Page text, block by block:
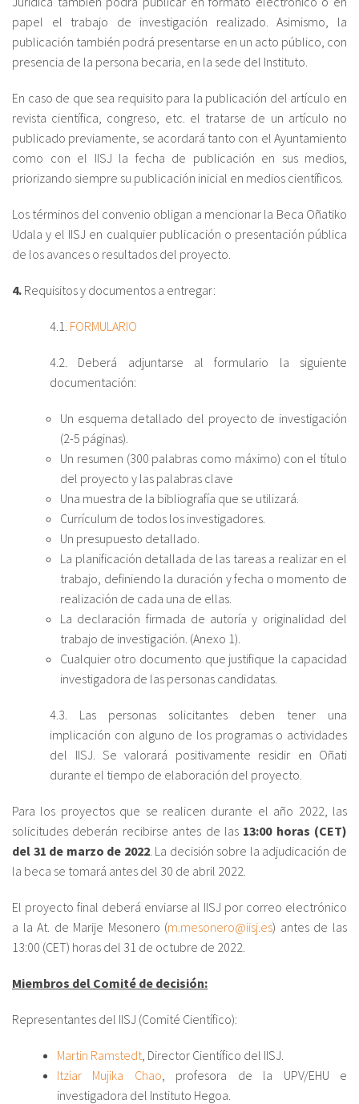
papel el trabajo de investigación realizado. Asimismo, la
publicación también podrá presentarse en un acto público, con
presencia de la persona becaria, en la sede del Instituto.
En caso de que sea requisito para la publicación del artículo en
revista científica, congreso, etc. el tratarse de un artículo no
publicado previamente, se acordará tanto con el Ayuntamiento
como con el IISJ la fecha de publicación en sus medios,
priorizando siempre su publicación inicial en medios científicos.
Los términos del convenio obligan a mencionar la Beca Oñatiko
Udala y el IISJ en cualquier publicación o presentación pública
de los avances o resultados del proyecto.
4. Requisitos y documentos a entregar:
4.1. FORMULARIO
4.2. Deberá adjuntarse al formulario la siguiente
documentación:
Un esquema detallado del proyecto de investigación
(2-5 páginas).
Un resumen (300 palabras como máximo) con el título
del proyecto y las palabras clave
Una muestra de la bibliografía que se utilizará.
Currículum de todos los investigadores.
Un presupuesto detallado.
La planificación detallada de las tareas a realizar en el
trabajo, definiendo la duración y fecha o momento de
realización de cada una de ellas.
La declaración firmada de autoría y originalidad del
trabajo de investigación. (Anexo 1).
Cualquier otro documento que justifique la capacidad
investigadora de las personas candidatas.
4.3. Las personas solicitantes deben tener una
implicación con alguno de los programas o actividades
del IISJ. Se valorará positivamente residir en Oñati
durante el tiempo de elaboración del proyecto.
Para los proyectos que se realicen durante el año 2022, las
solicitudes deberán recibirse antes de las 13:00 horas (CET)
del 31 de marzo de 2022. La decisión sobre la adjudicación de
la beca se tomará antes del 30 de abril 2022.
El proyecto final deberá enviarse al IISJ por correo electrónico
a la At. de Marije Mesonero (m.mesonero@iisj.es) antes de las
13:00 (CET) horas del 31 de octubre de 2022.
Miembros del Comité de decisión:
Representantes del IISJ (Comité Científico):
Martin Ramstedt , Director Científico del IISJ.
Itziar Mujika Chao , profesora de la UPV/EHU e
investigadora del Instituto Hegoa.